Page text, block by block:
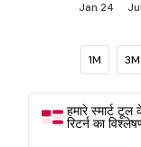
Jan 24
1M 3M
हमारे स्मार्ट
रिटर्न का